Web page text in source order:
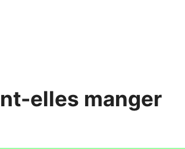
elles manger